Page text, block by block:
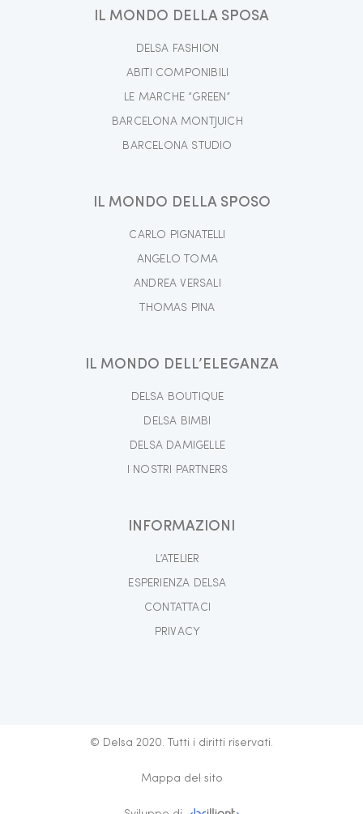
IL MONDO DELLA SPOSA
DELSA FASHION
ABITI COMPONIBILI
LE MARCHE “GREEN”
BARCELONA MONTJUICH
BARCELONA STUDIO
IL MONDO DELLA SPOSO
CARLO PIGNATELLI
ANGELO TOMA
ANDREA VERSALI
THOMAS PINA
IL MONDO DELL’ELEGANZA
DELSA BOUTIQUE
DELSA BIMBI
DELSA DAMIGELLE
I NOSTRI PARTNERS
INFORMAZIONI
L’ATELIER
ESPERIENZA DELSA
CONTATTACI
PRIVACY
© Delsa 2020. Tutti i diritti riservati.
Mappa del sito